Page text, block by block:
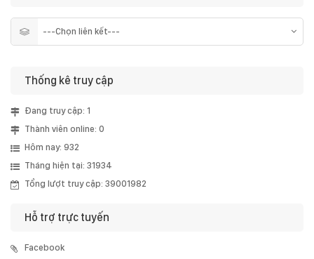
Thống kê truy cập
Đang truy cập: 1
Thành viên online: 0
Hôm nay: 932
Tháng hiện tại: 31934
Tổng lượt truy cập: 39001982
Hỗ trợ trực tuyến
Facebook